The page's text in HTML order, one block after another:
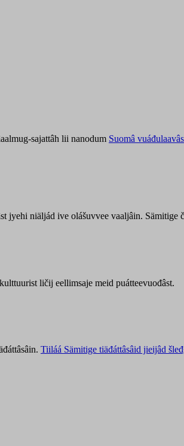
sajattâh lii nanodum Suomâ
jyehi niäljád ive olášuvvee vaaljâin. Sämitige
ličij eellimsaje meid puátteevuođâst.
Tiiláá Sämitige tiäđáttâsâid jieijâd